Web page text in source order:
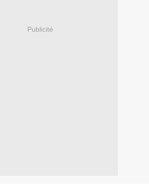
Publicité